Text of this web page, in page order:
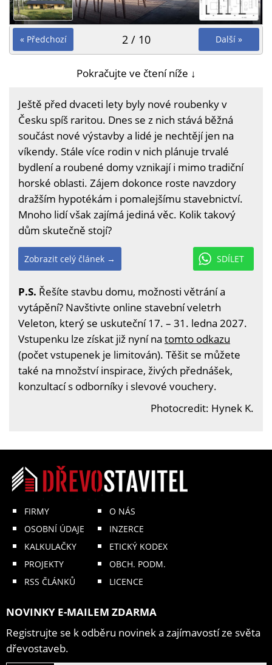
« Předchozí Další »
2 / 10
Pokračujte ve čtení níže ↓
Ještě před dvaceti lety byly nové roubenky v
Česku spíš raritou. Dnes se z nich stává běžná
součást nové výstavby a lidé je nechtějí jen na
víkendy. Stále více rodin v nich plánuje trvalé
bydlení a roubené domy vznikají i mimo tradiční
horské oblasti. Zájem dokonce roste navzdory
dražším hypotékám i pomalejšímu stavebnictví.
Mnoho lidí však zajímá jediná věc. Kolik takový
dům skutečně stojí?
SDÍLET
Zobrazit celý článek →
P.S. Řešíte stavbu domu, možnosti větrání a
vytápění? Navštivte online stavební veletrh
Veleton, který se uskuteční 17. – 31. ledna 2027.
Vstupenku lze získat již nyní na tomto odkazu
(počet vstupenek je limitován). Těšit se můžete
také na množství inspirace, živých přednášek,
konzultací s odborníky i slevové vouchery.
Photocredit: Hynek K.
FIRMY
OSOBNÍ ÚDAJE
KALKULAČKY
PROJEKTY
RSS ČLÁNKŮ
O NÁS
INZERCE
ETICKÝ KODEX
OBCH. PODM.
LICENCE
NOVINKY E-MAILEM ZDARMA
Registrujte se k odběru novinek a zajímavostí ze světa
dřevostaveb.